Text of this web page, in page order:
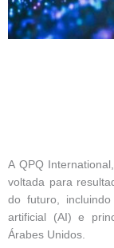
A QPQ
voltada para
do futuro,
artificial (AI) e
Árabes Unidos.